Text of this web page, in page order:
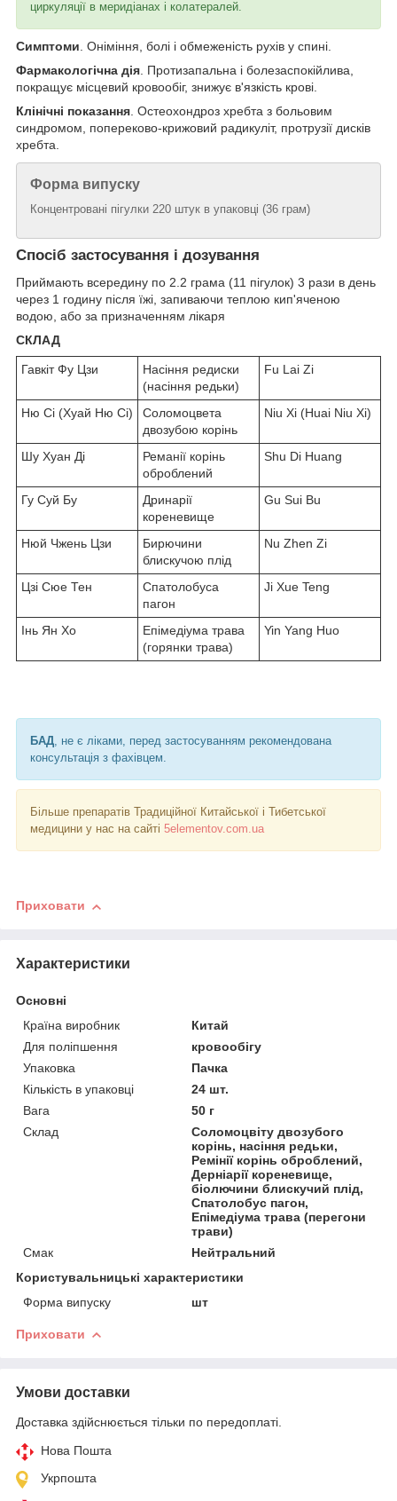
циркуляції в меридіанах і колатералей.
Симптоми . Оніміння, болі і обмеженість рухів у спині.
Фармакологічна дія . Протизапальна і болезаспокійлива,
покращує місцевий кровообіг, знижує в'язкість крові.
Клінічні показання . Остеохондроз хребта з больовим
синдромом, попереково-крижовий радикуліт, протрузії дисків
хребта.
Форма випуску
Концентровані пігулки 220 штук в упаковці (36 грам)
Спосіб застосування і дозування
Приймають всередину по 2.2 грама (11 пігулок) 3 рази в день
через 1 годину після їжі, запиваючи теплою кип'яченою
водою, або за призначенням лікаря
СКЛАД
Гавкіт Фу Цзи
Насіння редиски
(насіння редьки)
Fu Lai Zi
Ню Сі (Хуай Ню Сі)
Соломоцвета
двозубою корінь
Niu Xi (Huai Niu Xi)
Шу Хуан Ді
Реманії корінь
оброблений
Shu Di Huang
Гу Суй Бу
Дринарії
кореневище
Gu Sui Bu
Нюй Чжень Цзи
Бирючини
блискучою плід
Nu Zhen Zi
Цзі Сюе Тен
Спатолобуса
пагон
Ji Xue Teng
Інь Ян Хо
Епімедіума трава
(горянки трава)
Yin Yang Huo
БАД, не є ліками, перед застосуванням рекомендована
консультація з фахівцем.
Більше препаратів Традиційної Китайської і Тибетської
медицини у нас на сайті 5elementov.com.ua
Приховати
Характеристики
Основні
Країна виробник
Китай
Для поліпшення
кровообігу
Упаковка
Пачка
Кількість в упаковці
24 шт.
Вага
50 г
Склад
Соломоцвіту двозубого
корінь, насіння редьки,
Ремінії корінь оброблений,
Дерніарії кореневище,
біолючини блискучий плід,
Cпатолобус пагон,
Епімедіума трава (перегони
трави)
Смак
Нейтральний
Користувальницькі характеристики
Форма випуску
шт
Приховати
Умови доставки
Доставка здійснюється тільки по передоплаті.
Нова Пошта
Укрпошта